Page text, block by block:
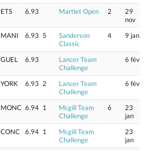
ETS 6.93 Martlet Open 2
29
nov
MANI 6.93 5
Sanderson
Classic
4 9 jan
GUEL 6.93
Lancer Team
Challenge
6 fév
YORK 6.93 2
Lancer Team
Challenge
6 fév
MONC 6.94 1
Mcgill Team
Challenge
6
23
jan
CONC 6.94 1
Mcgill Team
Challenge
23
jan